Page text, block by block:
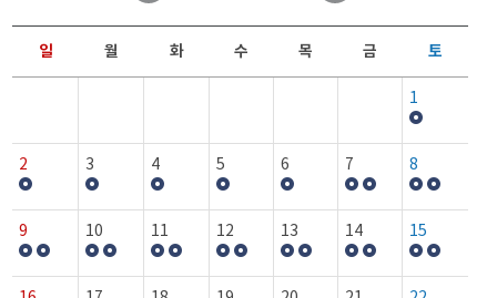
일 월 화 수 목 금 토
1
2 3 4 5 6 7 8
9 10 11 12 13 14 15